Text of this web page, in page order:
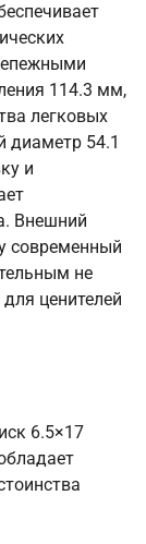
114.3 мм,
легковых
диаметр 54.1
и
Внешний
современный
не
ценителей
6.5×17